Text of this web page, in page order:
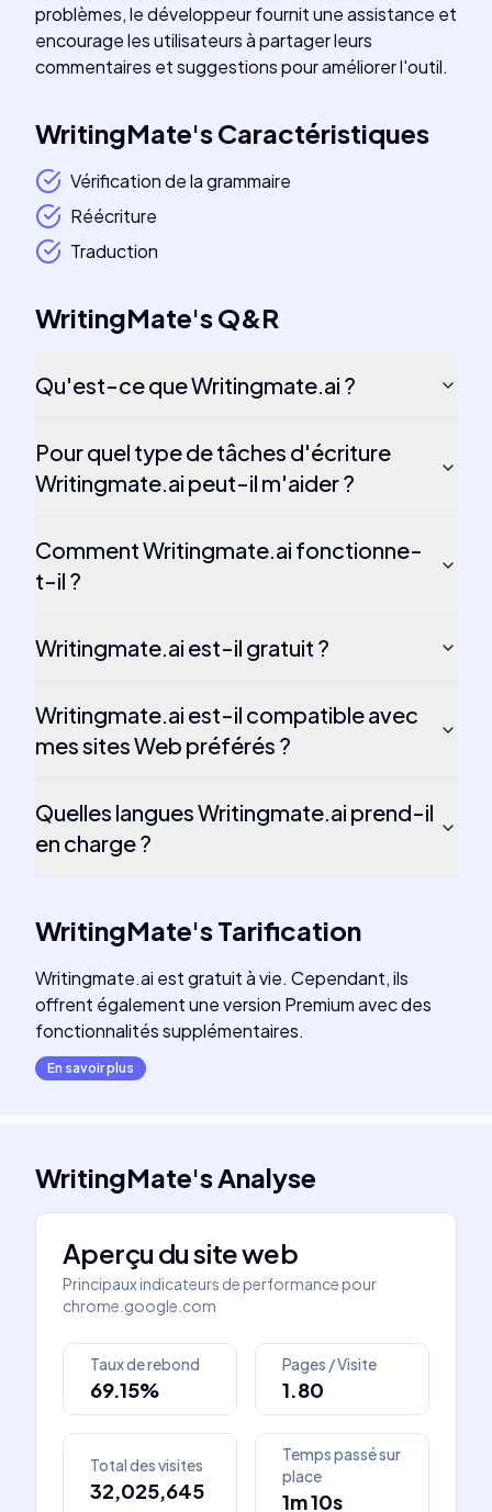
problèmes, le développeur fournit une assistance et
encourage les utilisateurs à partager leurs
commentaires et suggestions pour améliorer l'outil.
WritingMate'sCaractéristiques
Vérification de la grammaire
Réécriture
Traduction
WritingMate'sQ&R
Qu'est-ce que Writingmate.ai ?
Pour quel type de tâches d'écriture
Writingmate.ai peut-il m'aider ?
Comment Writingmate.ai fonctionne-
t-il ?
Writingmate.ai est-il gratuit ?
Writingmate.ai est-il compatible avec
mes sites Web préférés ?
Quelles langues Writingmate.ai prend-il
en charge ?
WritingMate'sTarification
Writingmate.ai est gratuit à vie. Cependant, ils
offrent également une version Premium avec des
fonctionnalités supplémentaires.
En savoir plus
WritingMate'sAnalyse
Aperçu du site web
Principaux indicateurs de performance pour
chrome.google.com
Taux de rebond
69.15%
Pages / Visite
1.80
Total des visites
32,025,645
Temps passé sur
place
1m 10s